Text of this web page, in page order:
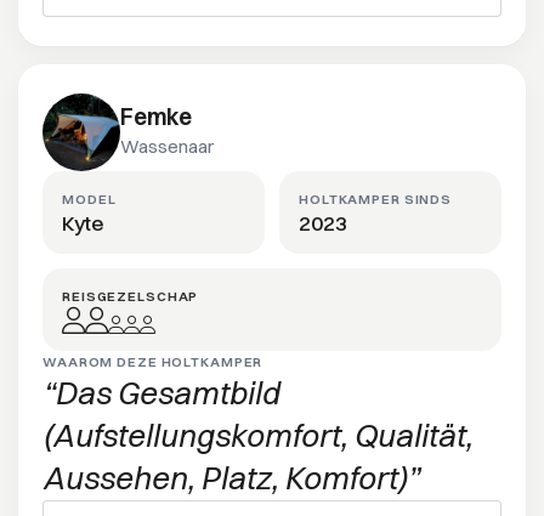
Femke
Wassenaar
MODEL
Kyte
REISGEZELSCHAP
HOLTKAMPER SINDS
2023
WAAROM DEZE HOLTKAMPER
Das Gesamtbild
(Aufstellungskomfort, Qualität,
Aussehen, Platz, Komfort)